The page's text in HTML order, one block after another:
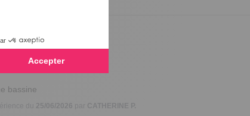
bassine
25/06/2026 par CATHERINE P.